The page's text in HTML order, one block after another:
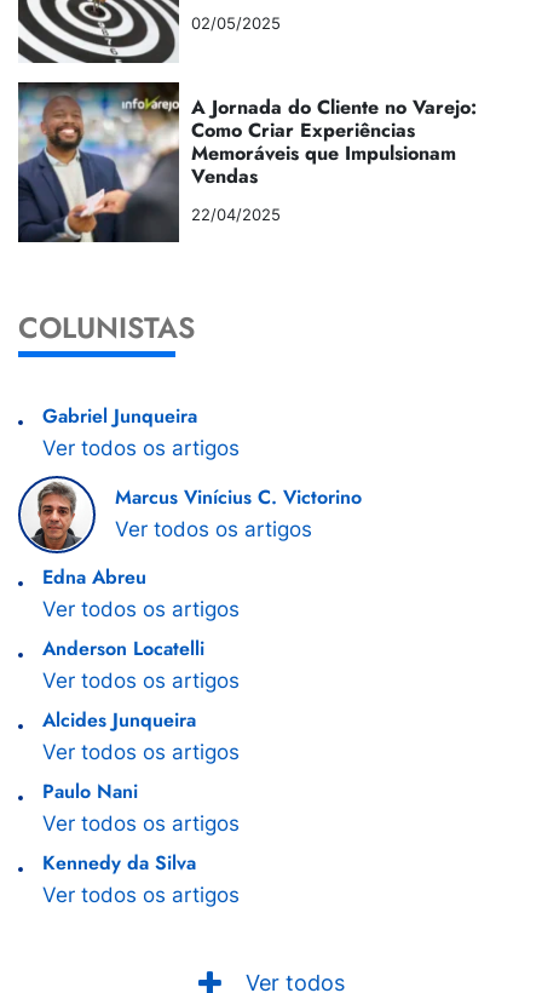
02/05/2025
A Jornada do Cliente no Varejo:
Como Criar Experiências
Memoráveis que Impulsionam
Vendas
22/04/2025
COLUNISTAS
Gabriel Junqueira
Ver todos os artigos
Marcus Vinícius C. Victorino
Ver todos os artigos
Edna Abreu
Ver todos os artigos
Anderson Locatelli
Ver todos os artigos
Alcides Junqueira
Ver todos os artigos
Paulo Nani
Ver todos os artigos
Kennedy da Silva
Ver todos os artigos
Ver todos